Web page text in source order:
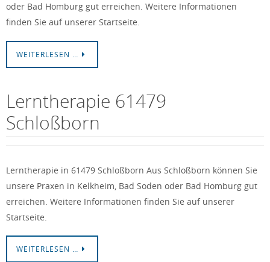
oder Bad Homburg gut erreichen. Weitere Informationen
finden Sie auf unserer Startseite.
WEITERLESEN …
Lerntherapie 61479
Schloßborn
Lerntherapie in 61479 Schloßborn Aus Schloßborn können Sie
unsere Praxen in Kelkheim, Bad Soden oder Bad Homburg gut
erreichen. Weitere Informationen finden Sie auf unserer
Startseite.
WEITERLESEN …